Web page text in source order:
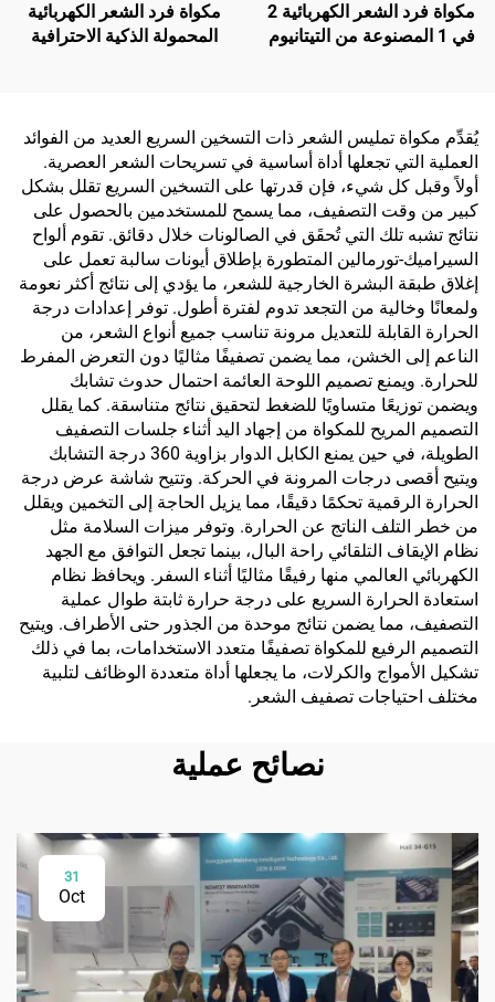
مكواة فرد الشعر الكهربائية 2
في 1 المصنوعة من التيتانيوم
مكواة فرد الشعر الكهربائية
المحمولة الذكية الاحترافية
يُقدِّم مكواة تمليس الشعر ذات التسخين السريع العديد من الفوائد
العملية التي تجعلها أداة أساسية في تسريحات الشعر العصرية.
أولاً وقبل كل شيء، فإن قدرتها على التسخين السريع تقلل بشكل
كبير من وقت التصفيف، مما يسمح للمستخدمين بالحصول على
نتائج تشبه تلك التي تُحقَق في الصالونات خلال دقائق. تقوم ألواح
السيراميك-تورمالين المتطورة بإطلاق أيونات سالبة تعمل على
إغلاق طبقة البشرة الخارجية للشعر، ما يؤدي إلى نتائج أكثر نعومة
ولمعانًا وخالية من التجعد تدوم لفترة أطول. توفر إعدادات درجة
الحرارة القابلة للتعديل مرونة تناسب جميع أنواع الشعر، من
الناعم إلى الخشن، مما يضمن تصفيفًا مثاليًا دون التعرض المفرط
للحرارة. ويمنع تصميم اللوحة العائمة احتمال حدوث تشابك
ويضمن توزيعًا متساويًا للضغط لتحقيق نتائج متناسقة. كما يقلل
التصميم المريح للمكواة من إجهاد اليد أثناء جلسات التصفيف
الطويلة، في حين يمنع الكابل الدوار بزاوية 360 درجة التشابك
ويتيح أقصى درجات المرونة في الحركة. وتتيح شاشة عرض درجة
الحرارة الرقمية تحكمًا دقيقًا، مما يزيل الحاجة إلى التخمين ويقلل
من خطر التلف الناتج عن الحرارة. وتوفر ميزات السلامة مثل
نظام الإيقاف التلقائي راحة البال، بينما تجعل التوافق مع الجهد
الكهربائي العالمي منها رفيقًا مثاليًا أثناء السفر. ويحافظ نظام
استعادة الحرارة السريع على درجة حرارة ثابتة طوال عملية
التصفيف، مما يضمن نتائج موحدة من الجذور حتى الأطراف. ويتيح
التصميم الرفيع للمكواة تصفيفًا متعدد الاستخدامات، بما في ذلك
تشكيل الأمواج والكرلات، ما يجعلها أداة متعددة الوظائف لتلبية
مختلف احتياجات تصفيف الشعر.
نصائح عملية
31
Oct